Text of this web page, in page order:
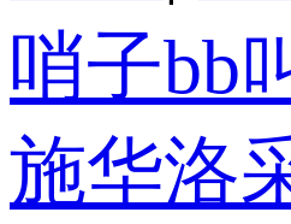
哨子bb
施华洛